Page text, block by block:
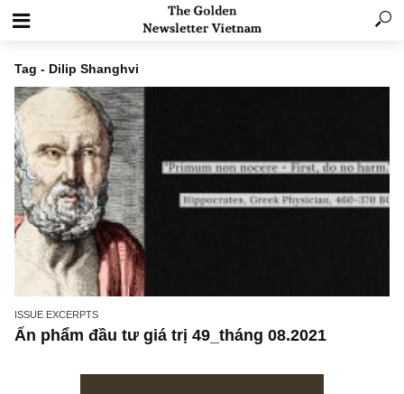
Tag - Dilip Shanghvi
Ấn phẩm đầu tư giá trị 49_tháng 08.2021